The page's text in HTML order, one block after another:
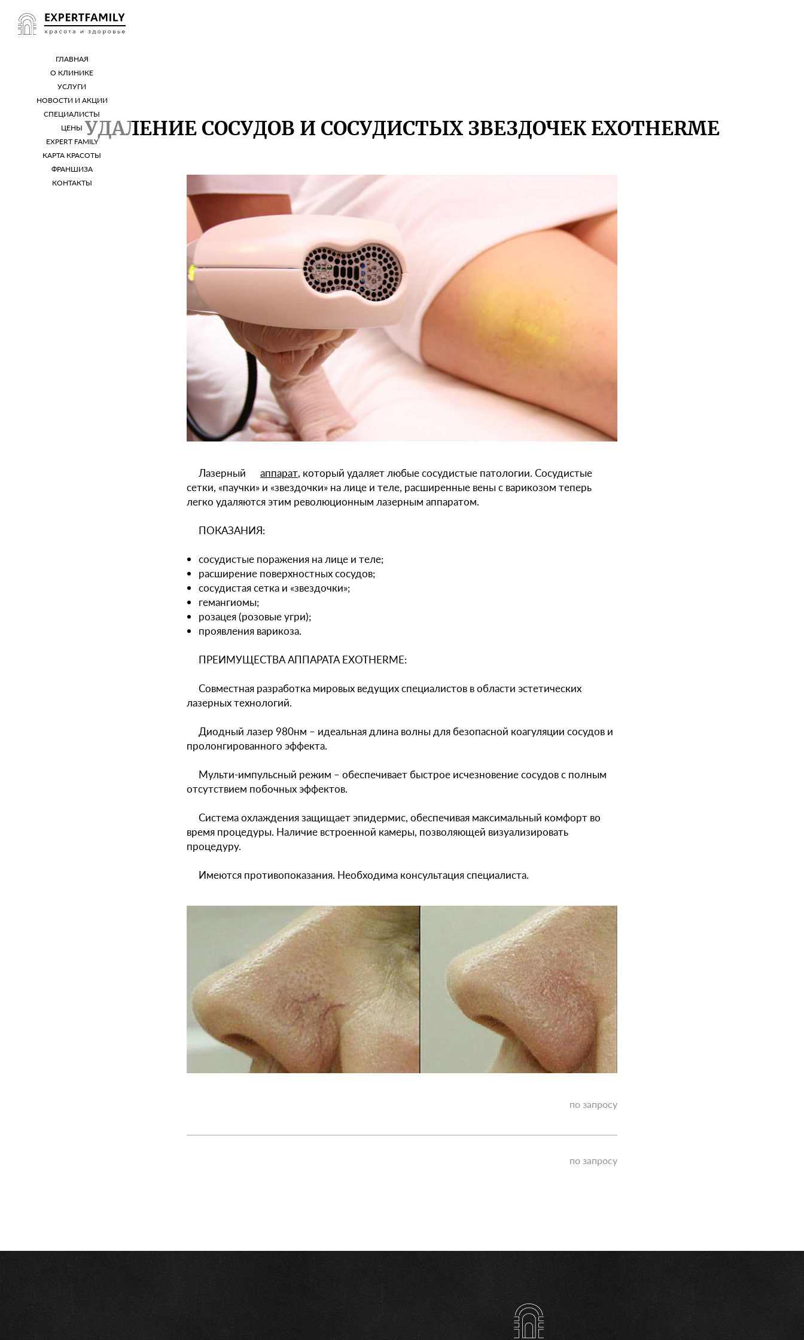
ГЛАВНАЯ
О КЛИНИКЕ
УСЛУГИ
НОВОСТИ И АКЦИИ
СПЕЦИАЛИСТЫ
ЦЕНЫ
EXPERT FAMILY
КАРТА КРАСОТЫ
ФРАНШИЗА
КОНТАКТЫ
УДАЛЕНИЕ СОСУДОВ И СОСУДИСТЫХ ЗВЕЗДОЧЕК EXOTHERME
Лазерный аппарат, который удаляет любые сосудистые патологии. Сосудистые
сетки, «паучки» и «звездочки» на лице и теле, расширенные вены с варикозом теперь
легко удаляются этим революционным лазерным аппаратом.
ПОКАЗАНИЯ:
сосудистые поражения на лице и теле;
расширение поверхностных сосудов;
сосудистая сетка и «звездочки»;
гемангиомы;
розацея (розовые угри);
проявления варикоза.
ПРЕИМУЩЕСТВА АППАРАТА EXOTHERME:
Совместная разработка мировых ведущих специалистов в области эстетических
лазерных технологий.
Диодный лазер 980нм – идеальная длина волны для безопасной коагуляции сосудов и
пролонгированного эффекта.
Мульти-импульсный режим – обеспечивает быстрое исчезновение сосудов с полным
отсутствием побочных эффектов.
Система охлаждения защищает эпидермис, обеспечивая максимальный комфорт во
время процедуры. Наличие встроенной камеры, позволяющей визуализировать
процедуру.
Имеются противопоказания. Необходима консультация специалиста.
по запросу
по запросу